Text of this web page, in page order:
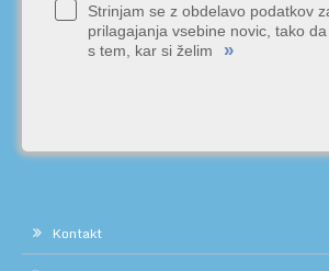
Strinjam se z obdelavo podatkov
prilagajanja vsebine novic, tako
s tem, kar si želim
»
Kontakt